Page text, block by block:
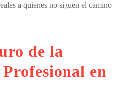
a quienes no siguen el camino
de la
en